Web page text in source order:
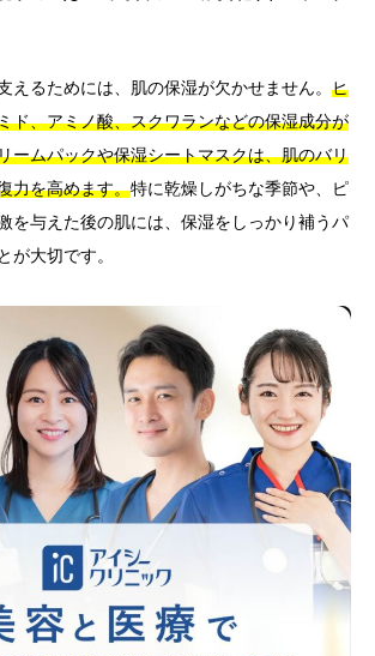
えるためには、肌の保湿が欠かせません。 ヒ
ド、アミノ酸、スクワランなどの保湿成分が
ームパックや保湿シートマスクは、肌のバリ
力を高めます。特に乾燥しがちな季節や、ピ
を与えた後の肌には、保湿をしっかり補うパ
が大切です。